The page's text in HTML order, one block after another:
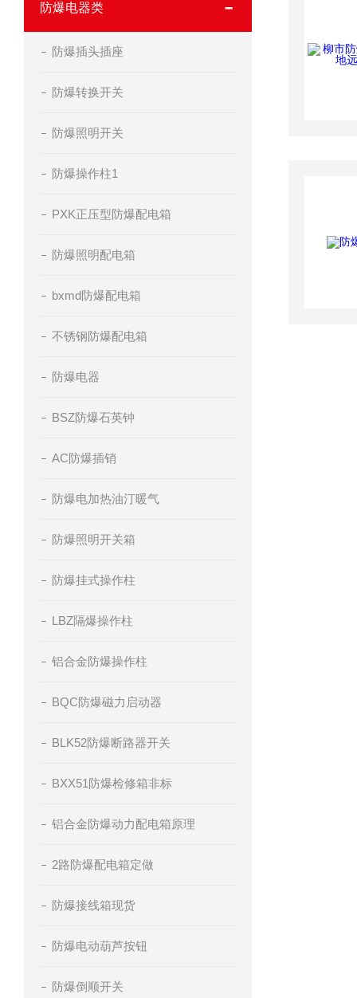
防爆电器类
防爆插头插座
防爆转换开关
防爆照明开关
防爆操作柱1
PXK正压型防爆配电箱
防爆照明配电箱
bxmd防爆配电箱
不锈钢防爆配电箱
防爆电器
BSZ防爆石英钟
AC防爆插销
防爆电加热油汀暖气
防爆照明开关箱
防爆挂式操作柱
LBZ隔爆操作柱
铝合金防爆操作柱
BQC防爆磁力启动器
BLK52防爆断路器开关
BXX51防爆检修箱非标
铝合金防爆动力配电箱原理
2路防爆配电箱定做
防爆接线箱现货
防爆电动葫芦按钮
防爆倒顺开关